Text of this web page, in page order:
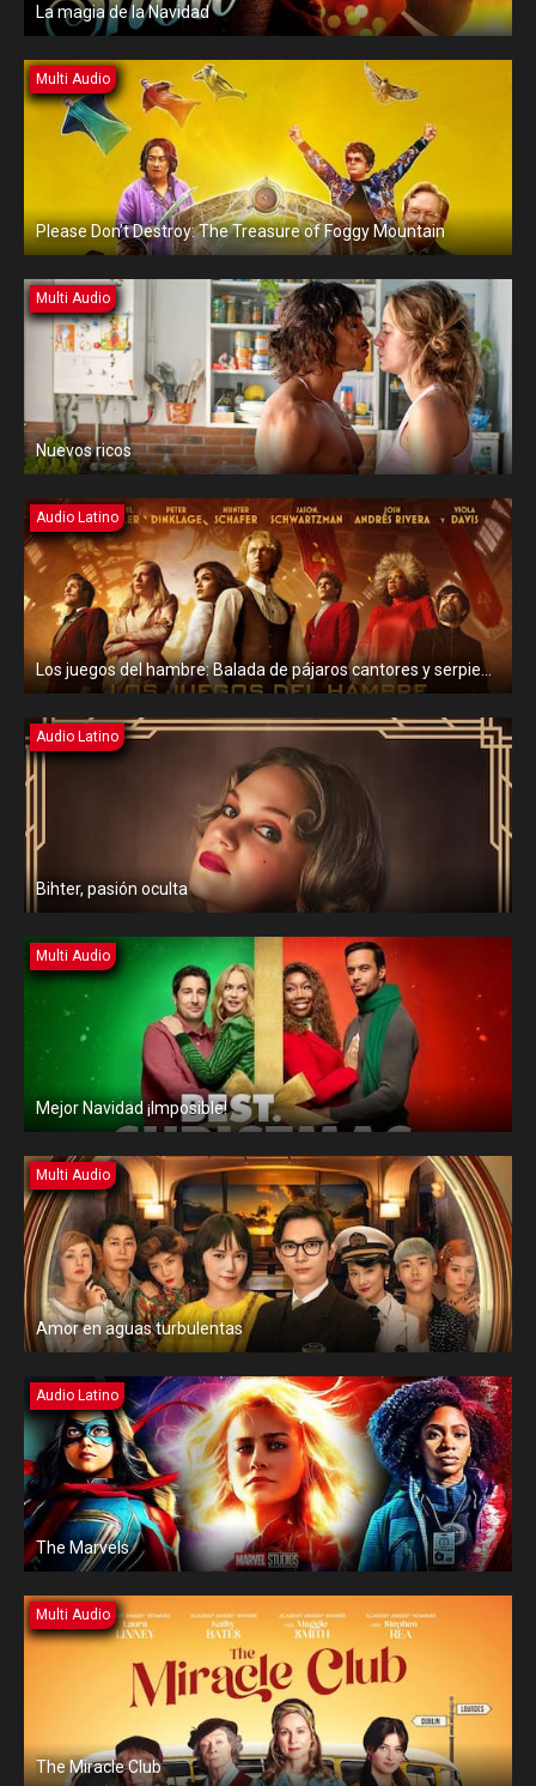
La magia de la Navidad
Multi Audio
Please Don’t Destroy: The Treasure of Foggy Mountain
Multi Audio
Nuevos ricos
Audio Latino
Los juegos del hambre: Balada de pájaros cantores y serpientes
Audio Latino
Bihter, pasión oculta
Multi Audio
Mejor Navidad ¡Imposible!
Multi Audio
Amor en aguas turbulentas
Audio Latino
The Marvels
Multi Audio
The Miracle Club